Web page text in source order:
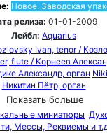
Новое. Заводская
релиза: 01-01-2009
Лейбл: Aquarius
Ivan, tenor /
flute / Корнеев
Александр, орган
Никитин Пётр, орган
Показать больше
миниатюры
Мессы, Реквиемы и